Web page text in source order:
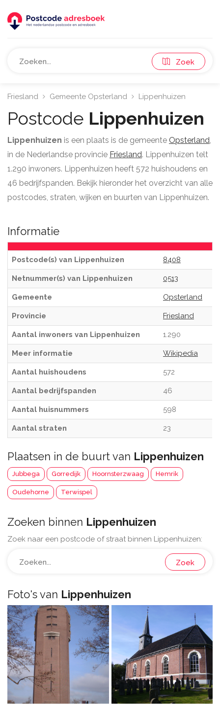
Zoek
Friesland Gemeente Opsterland Lippenhuizen
Postcode Lippenhuizen
Lippenhuizen is een plaats is de gemeente Opsterland,
in de Nederlandse provincie Friesland. Lippenhuizen telt
1.290 inwoners. Lippenhuizen heeft 572 huishoudens en
46 bedrijfspanden. Bekijk hieronder het overzicht van alle
postcodes, straten, wijken en buurten van Lippenhuizen.
Informatie
Postcode(s) van Lippenhuizen 8408
Netnummer(s) van Lippenhuizen 0513
Gemeente Opsterland
Provincie Friesland
Aantal inwoners van Lippenhuizen 1.290
Meer informatie Wikipedia
Aantal huishoudens 572
Aantal bedrijfspanden 46
Aantal huisnummers 598
Aantal straten 23
Plaatsen in de buurt van Lippenhuizen
Jubbega Gorredijk Hoornsterzwaag Hemrik
Oudehorne Terwispel
Zoeken binnen Lippenhuizen
Zoek naar een postcode of straat binnen Lippenhuizen:
Zoek
Foto's van Lippenhuizen